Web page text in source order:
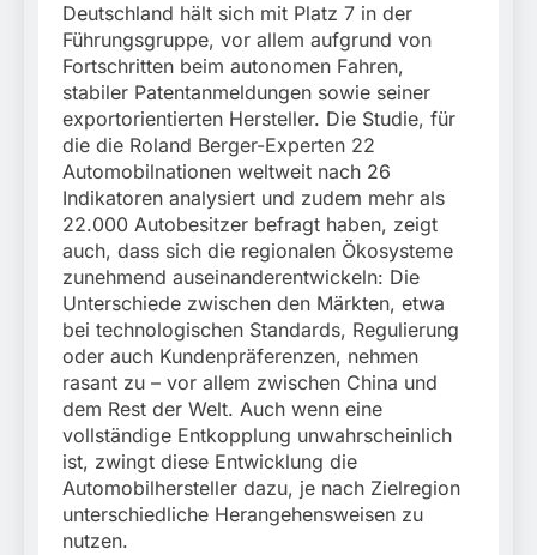
Deutschland hält sich mit Platz 7 in der
Führungsgruppe, vor allem aufgrund von
Fortschritten beim autonomen Fahren,
stabiler Patentanmeldungen sowie seiner
exportorientierten Hersteller. Die Studie, für
die die Roland Berger-Experten 22
Automobilnationen weltweit nach 26
Indikatoren analysiert und zudem mehr als
22.000 Autobesitzer befragt haben, zeigt
auch, dass sich die regionalen Ökosysteme
zunehmend auseinanderentwickeln: Die
Unterschiede zwischen den Märkten, etwa
bei technologischen Standards, Regulierung
oder auch Kundenpräferenzen, nehmen
rasant zu – vor allem zwischen China und
dem Rest der Welt. Auch wenn eine
vollständige Entkopplung unwahrscheinlich
ist, zwingt diese Entwicklung die
Automobilhersteller dazu, je nach Zielregion
unterschiedliche Herangehensweisen zu
nutzen.